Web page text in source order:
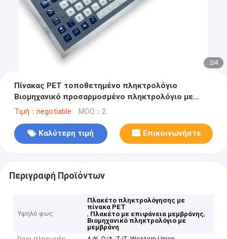
2/4
Πίνακας PET τοποθετημένο πληκτρολόγιο
Βιομηχανικό προσαρμοσμένο πληκτρολόγιο με
μεμβράνη
Τιμή：negotiable MOQ：2
Καλύτερη τιμή Επικοινωνήστε
Περιγραφή Προϊόντων
Υψηλό φως
Πλακέτο πληκτρολόγησης με
πίνακα PET
, Πλακέτο με επιφάνεια μεμβράνης,
Βιομηχανικό πληκτρολόγιο με
μεμβράνη